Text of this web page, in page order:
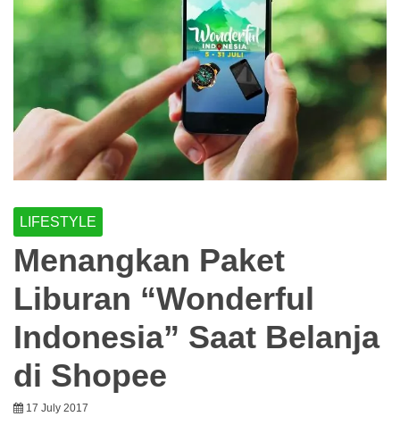
LIFESTYLE
Menangkan Paket
Liburan “Wonderful
Indonesia” Saat Belanja
di Shopee
17 July 2017